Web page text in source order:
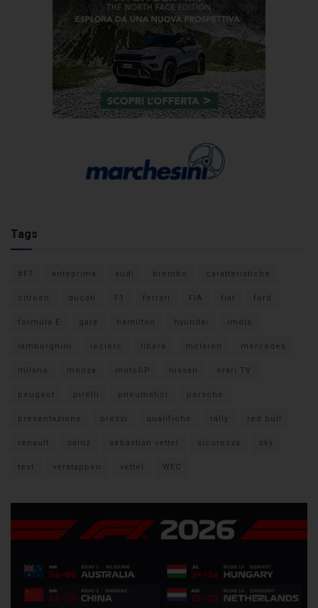
Tags
#F1 anteprima audi brembo caratteristiche
citroen ducati F1 ferrari FIA fiat ford
formula E gara hamilton hyundai imola
lamborghini leclerc libere mclaren mercedes
milano monza motoGP nissan orari TV
peugeot pirelli pneumatici porsche
presentazione prezzi qualifiche rally red bull
renault sainz sebastian vettel sicurezza sky
test verstappen vettel WEC